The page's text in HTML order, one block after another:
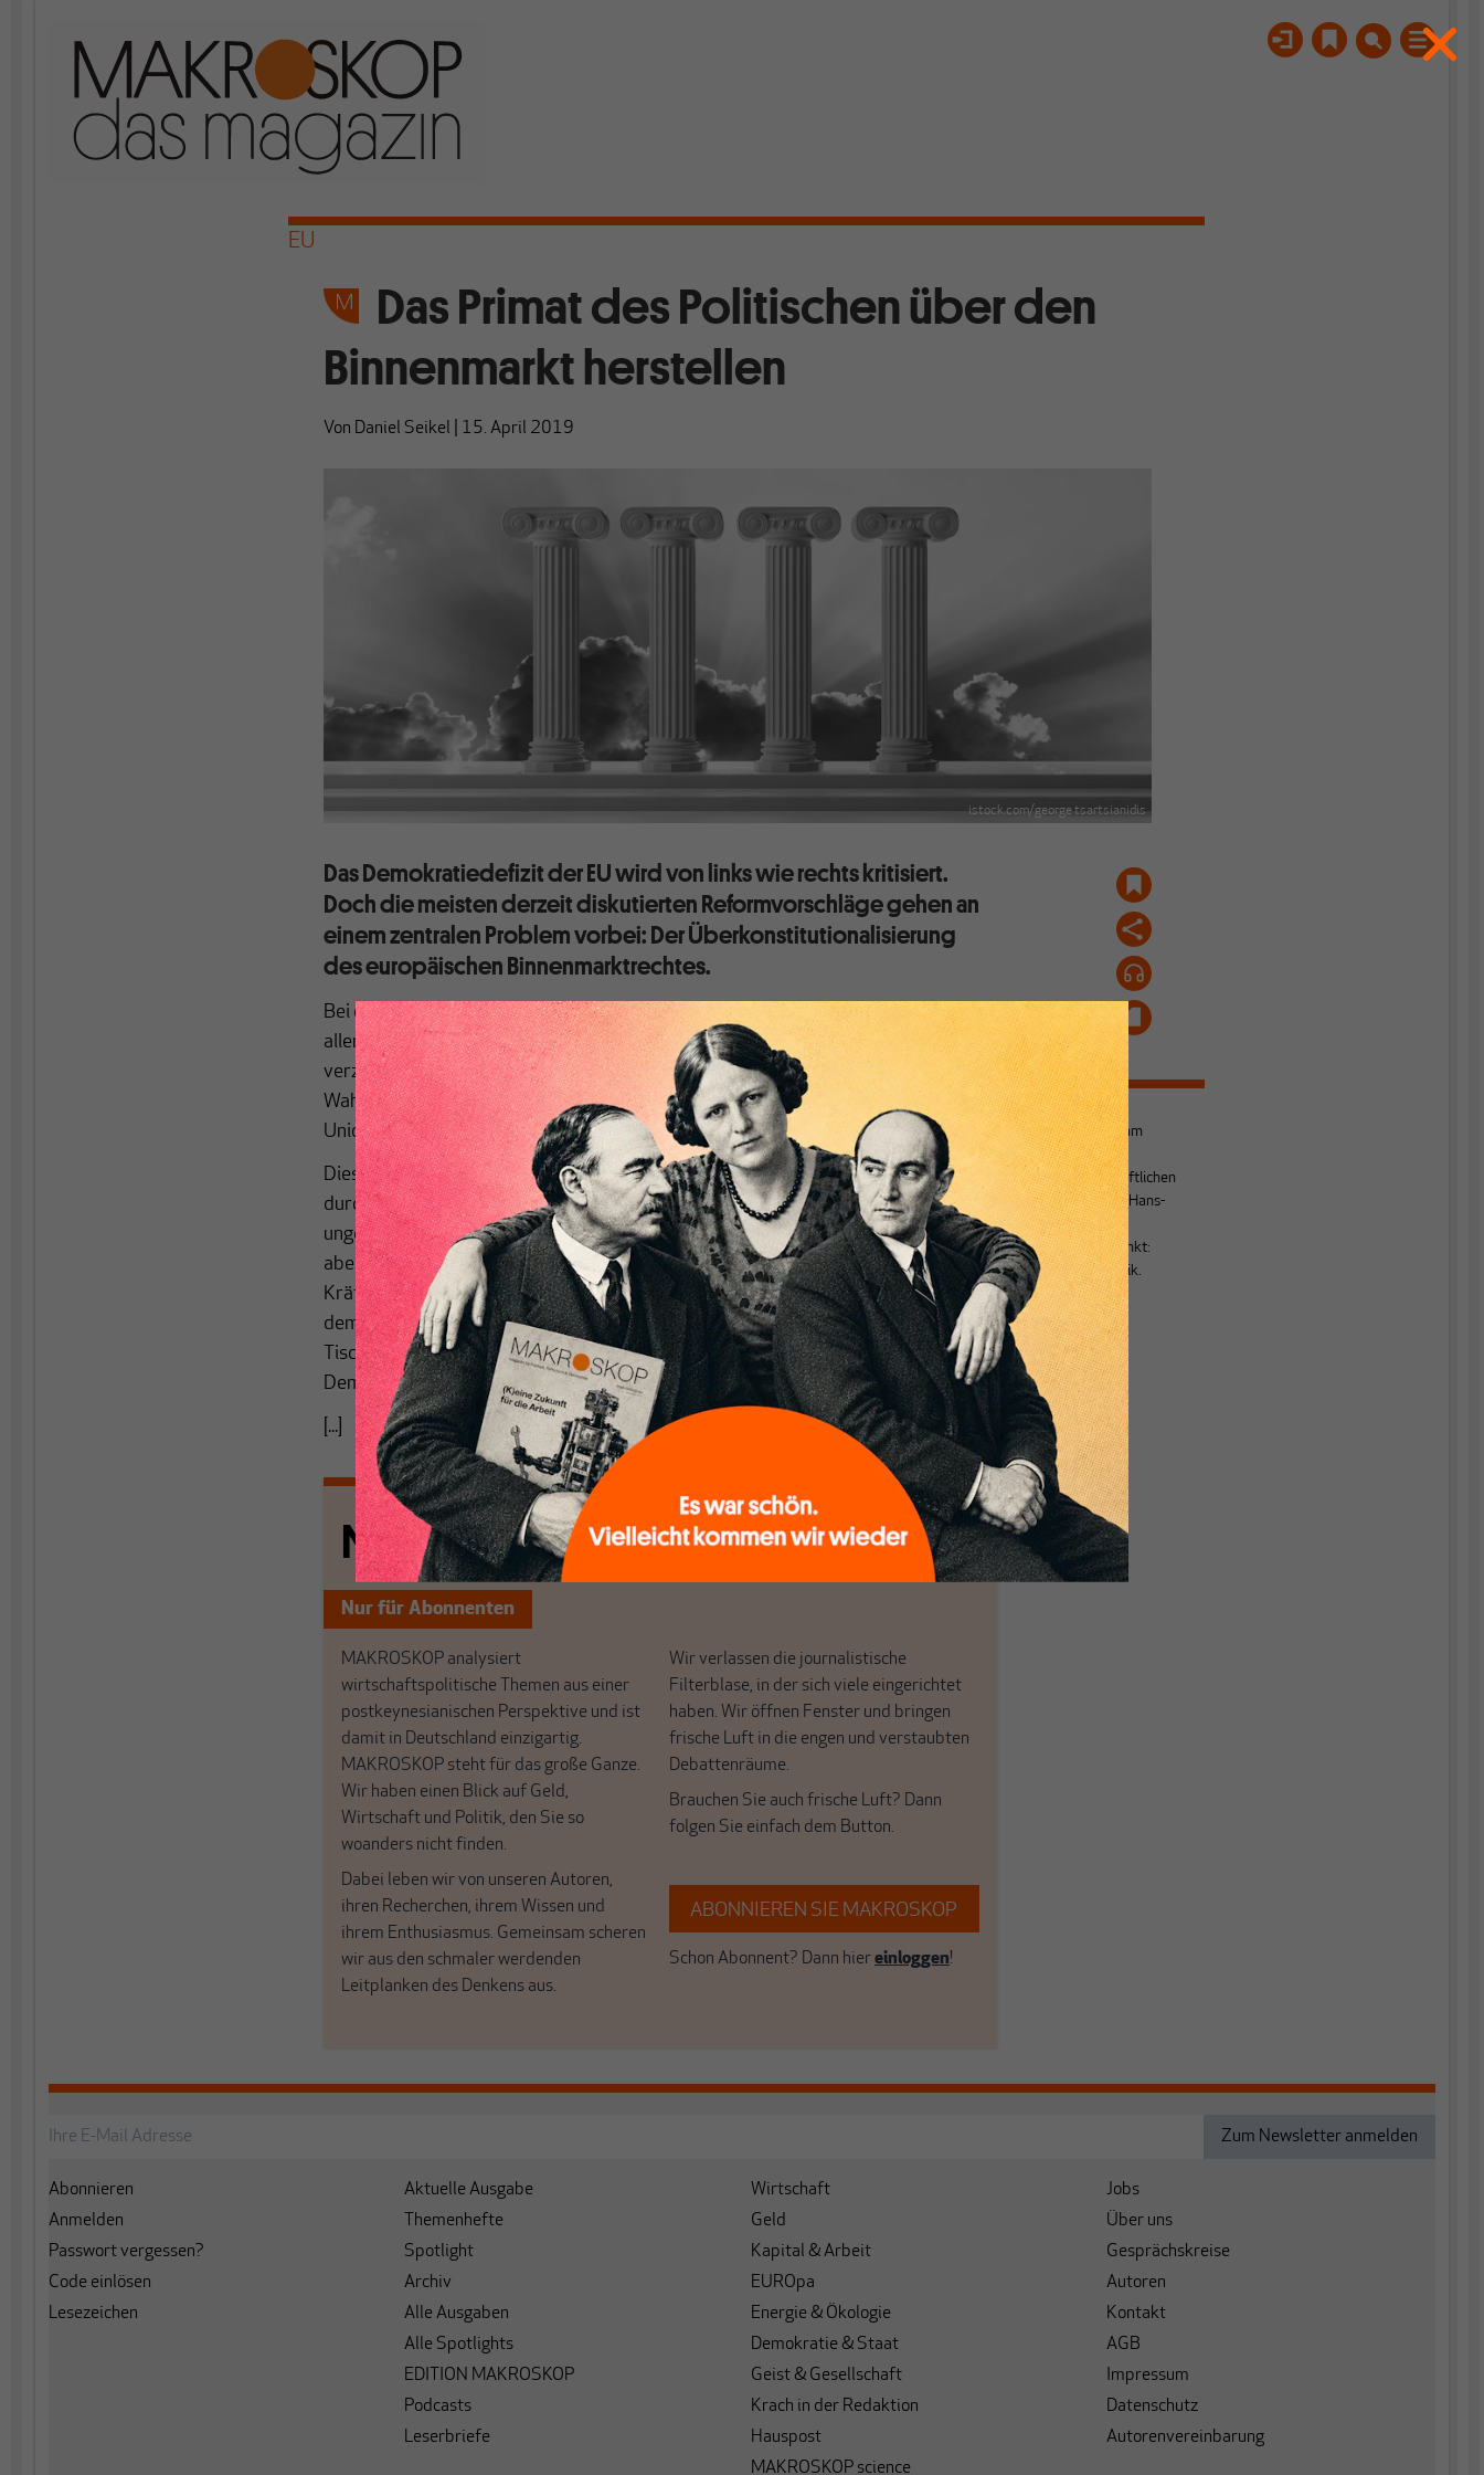
EU
Das Primat des Politischen über den
Binnenmarkt herstellen
Von Daniel Seikel 15. April 2019
istock.com/george tsartsianidis
Das Demokratiedefizit der EU wird von links wie rechts kritisiert.
Doch die meisten derzeit diskutierten Reformvorschläge gehen an
einem zentralen Problem vorbei: Der Überkonstitutionalisierung
des europäischen Binnenmarktrechtes.
Bei den anstehenden Wahlen zum Europäischen Parlament im Mai 2019 werden
aller Voraussicht nach rechtspopulistische Parteien deutliche Stimmenzuwächse
verzeichnen. Die jüngsten Erfolge rechtsgerichteter europakritischer Parteien bei
Wahlen und Referenden speisen sich nicht zuletzt aus der Kritik, die Europäische
Union sei undemokratisch.
Diese Problemdiagnose wird auch von linken Parteien geteilt – zumeist ergänzt
durch das Attribut „unsozial“. Die Demokratisierung der EU steht nicht von
ungefähr schon seit langem auf der Agenda fortschrittlicher politischer Kräfte, ist
aber heute aktueller und dringender denn je. Jede Strategie, rechtspopulistischen
Kräften zu begegnen, muss darauf zielen, die demokratische Qualität
demokratischen Regierens zu erhöhen. Dazu liegen zahllose Vorschläge auf dem
Tisch. Fast alle dieser Reformkonzepte gehen jedoch an einem wesentlichen
Demokratieproblem vorbei.
[...]
Nichts schreibt sich von allein!
Nur für Abonnenten
MAKROSKOP analysiert
wirtschaftspolitische Themen aus einer
postkeynesianischen Perspektive und ist
damit in Deutschland einzigartig.
MAKROSKOP steht für das große Ganze.
Wir haben einen Blick auf Geld,
Wirtschaft und Politik, den Sie so
woanders nicht finden.
Dabei leben wir von unseren Autoren,
ihren Recherchen, ihrem Wissen und
ihrem Enthusiasmus. Gemeinsam scheren
wir aus den schmaler werdenden
Leitplanken des Denkens aus.
Wir verlassen die journalistische
Filterblase, in der sich viele eingerichtet
haben. Wir öffnen Fenster und bringen
frische Luft in die engen und verstaubten
Debattenräume.
Brauchen Sie auch frische Luft? Dann
folgen Sie einfach dem Button.
ABONNIEREN SIE MAKROSKOP
Schon Abonnent? Dann hiereinloggen!
Daniel Seikelist
Wissenschaftler am
Wirtschafts- und
Sozialwissenschaftlichen
Institut (WSI) der Hans-
Böckler-Stiftung.
Arbeitsschwerpunkt:
Europäische Politik.
Abonnieren
Anmelden
Passwort vergessen?
Code einlösen
Lesezeichen
Aktuelle Ausgabe
Themenhefte
Spotlight
Archiv
Alle Ausgaben
Alle Spotlights
EDITION MAKROSKOP
Podcasts
Leserbriefe
Wirtschaft
Geld
Kapital & Arbeit
EUROpa
Energie & Ökologie
Demokratie & Staat
Geist & Gesellschaft
Krach in der Redaktion
Hauspost
MAKROSKOP science
Jobs
Über uns
Gesprächskreise
Autoren
Kontakt
AGB
Impressum
Datenschutz
Autorenvereinbarung